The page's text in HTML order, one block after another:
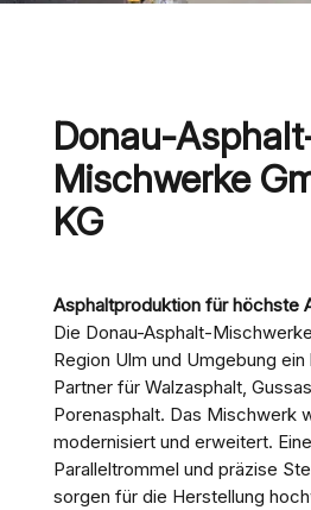
Donau-
Mischwerke
KG
Asphaltproduktion für höchste
Die Donau-Asphalt-
Region Ulm und Umgebung
Partner für Walzasphalt,
Porenasphalt. Das Mischwerk
modernisiert und erweitert.
Paralleltrommel und präzise
sorgen für die Herstellung